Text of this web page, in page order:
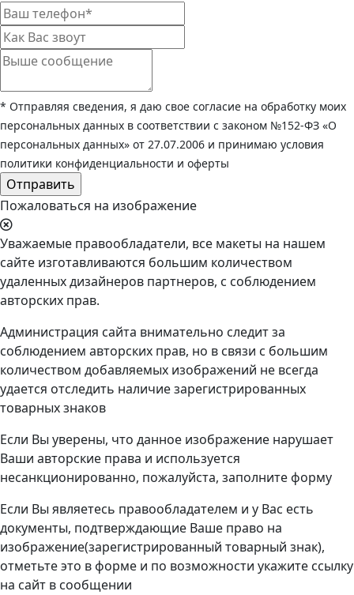
* Отправляя сведения, я даю свое согласие на обработку моих
персональных данных в соответствии с законом №152-ФЗ «О
персональных данных» от 27.07.2006 и принимаю условия
политики конфиденциальности и оферты
Пожаловаться на изображение
Уважаемые правообладатели, все макеты на нашем
сайте изготавливаются большим количеством
удаленных дизайнеров партнеров, с соблюдением
авторских прав.
Администрация сайта внимательно следит за
соблюдением авторских прав, но в связи с большим
количеством добавляемых изображений не всегда
удается отследить наличие зарегистрированных
товарных знаков
Если Вы уверены, что данное изображение нарушает
Ваши авторские права и используется
несанкционированно, пожалуйста, заполните форму
Если Вы являетесь правообладателем и у Вас есть
документы, подтверждающие Ваше право на
изображение(зарегистрированный товарный знак),
отметьте это в форме и по возможности укажите ссылку
на сайт в сообщении